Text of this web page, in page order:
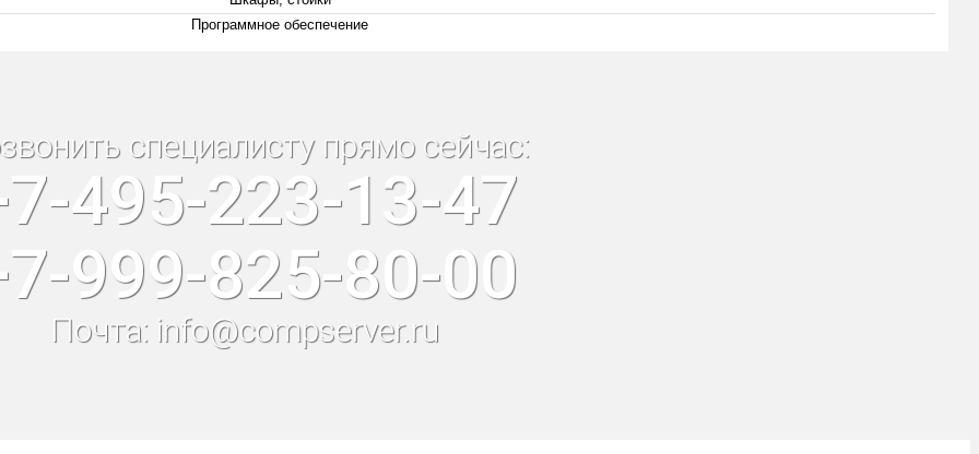
Программное обеспечение
специалисту прямо сейчас:
495-223-13-47
999-825-80-00
Почта: info@compserver.ru